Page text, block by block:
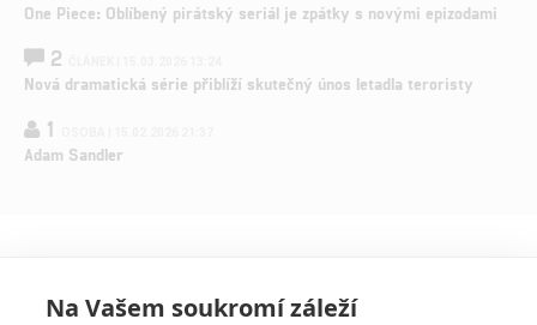
One Piece: Oblíbený pirátský seriál je zpátky s novými epizodami
2
Nová dramatická série přiblíží skutečný únos letadla teroristy
1
Adam Sandler
Na Vašem soukromí záleží